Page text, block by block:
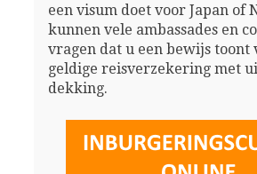
een visum doet voor Japan of
kunnen vele ambassades en
vragen dat u een bewijs toont
geldige reisverzekering met
dekking.